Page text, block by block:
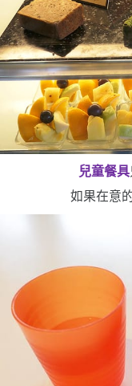
兒童餐具
如果在意